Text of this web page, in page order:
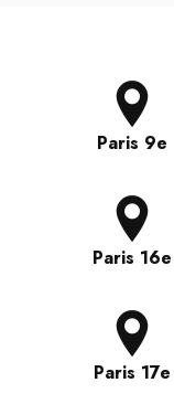
Paris 9e
Paris 16e
Paris 17e